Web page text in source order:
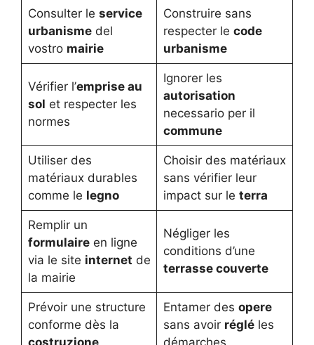
Consulter le service
urbanismedel
vostro mairie
Construire sans
respecter le code
urbanisme
Vérifier l’emprise au
sol et respecter les
normes
Ignorer les
autorisation
necessario per il
commune
Utiliser des
matériaux durables
comme le legno
Choisir des matériaux
sans vérifier leur
impact sur le terra
Remplir un
formulaireen ligne
via le site internet de
la mairie
Négliger les
conditions d’une
terrasse couverte
Prévoir une structure
conforme dès la
costruzione
Entamer des opere
sans avoir régléles
démarches